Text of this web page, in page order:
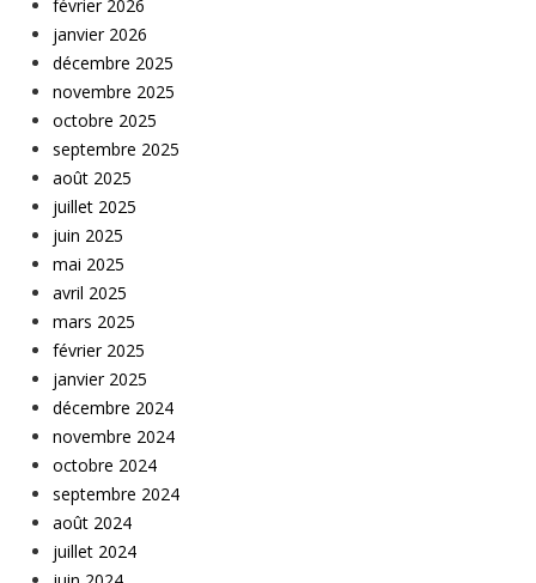
février 2026
janvier 2026
décembre 2025
novembre 2025
octobre 2025
septembre 2025
août 2025
juillet 2025
juin 2025
mai 2025
avril 2025
mars 2025
février 2025
janvier 2025
décembre 2024
novembre 2024
octobre 2024
septembre 2024
août 2024
juillet 2024